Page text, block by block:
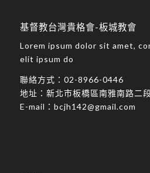
基督教台灣貴格會-板城教會
Lorem ipsum dolor sit amet,
elit ipsum do
聯絡方式： 02-8966-0446
地址： 新北市板橋區南雅南路二
E-mail： bcjh142@gmail.com